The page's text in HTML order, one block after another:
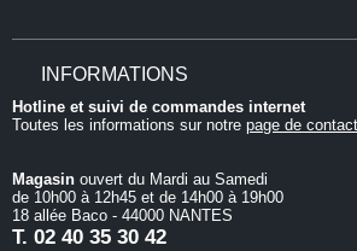
INFORMATIONS
Hotline et suivi de commandes internet
Toutes les informations sur notre page de contact
Magasin ouvert du Mardi au Samedi
de 10h00 à 12h45 et de 14h00 à 19h00
18 allée Baco - 44000 NANTES
T. 02 40 35 30 42